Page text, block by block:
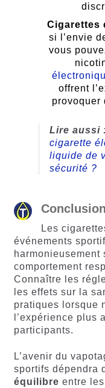
Cigarettes
si l’envie
vous
offrent
provoquer
Lire aussi
cigarette
liquide de
sécurité ?
Conclusion
Les
événements
harmonieusement
comportement
Connaître les
les effets sur la
pratiques lorsque
l’expérience plus
participants.
L’avenir du
sportifs dépendra
équilibre entre